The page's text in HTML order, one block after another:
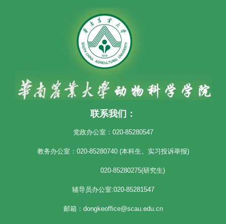
联系我们：
党政办公室：020-85280547
教务办公室：020-85280740 (本科生、实习投诉举报)
020-85280275(研究生)
辅导员办公室:020-85281547
邮箱：dongkeoffice@scau.edu.cn